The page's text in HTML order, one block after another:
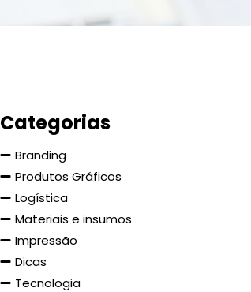
Categorias
Branding
Produtos Gráficos
Logística
Materiais e insumos
Impressão
Dicas
Tecnologia